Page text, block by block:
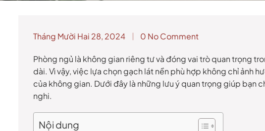
Tháng Mười Hai 28, 2024 0 No Comment
Phòng ngủ là không gian riêng tư và đóng vai trò quan trọng
dài. Vì vậy, việc lựa chọn gạch lát nền phù hợp không chỉ ảnh
của không gian. Dưới đây là những lưu ý quan trọng giúp
nghi.
Nội dung